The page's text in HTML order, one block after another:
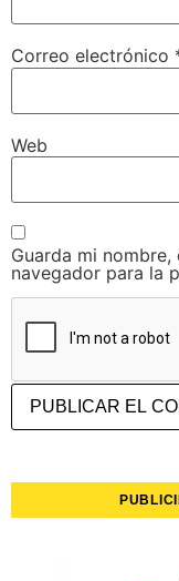
Correo electrónico
Web
Guarda mi
navegador para la